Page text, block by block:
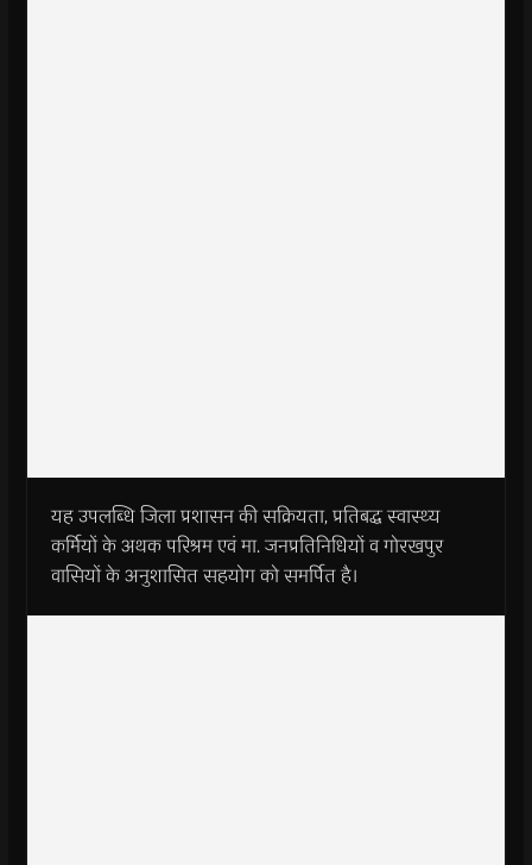
यह उपलब्धि जिला प्रशासन की सक्रियता, प्रतिबद्ध स्वास्थ्य
कर्मियों के अथक परिश्रम एवं मा. जनप्रतिनिधियों व गोरखपुर
वासियों के अनुशासित सहयोग को समर्पित है।